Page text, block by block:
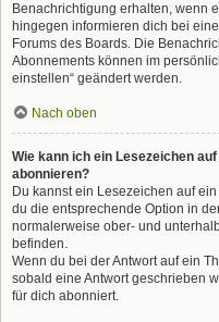
Benachrichtigung erhalten, wenn
hingegen informieren dich bei
Forums des Boards. Die
Abonnements können im
einstellen“ geändert werden.
Nach oben
Wie kann ich ein Lesezeichen
abonnieren?
Du kannst ein Lesezeichen auf
du die entsprechende Option in
normalerweise ober- und
befinden.
Wenn du bei der Antwort auf ein
sobald eine Antwort geschrieben
für dich abonniert.